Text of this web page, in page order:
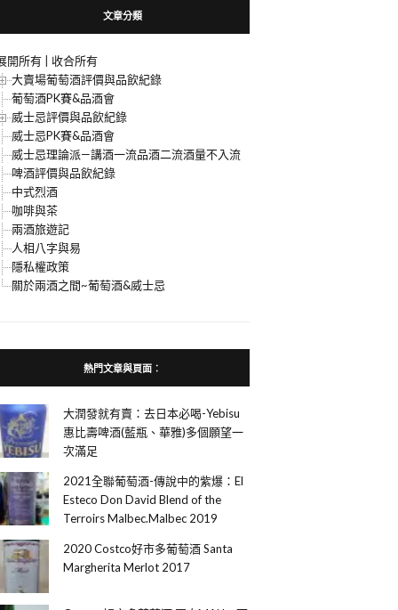
文章分類
開所有
收合所有
大賣場葡萄酒評價與品飲紀錄
葡萄酒PK賽&品酒會
威士忌評價與品飲紀錄
威士忌PK賽&品酒會
威士忌理論派—講酒一流品酒二流酒量不入流
啤酒評價與品飲紀錄
中式烈酒
咖啡與茶
兩酒旅遊記
人相八字與易
隱私權政策
關於兩酒之間~葡萄酒&威士忌
熱門文章與頁面︰
大潤發就有賣：去日本必喝-Yebisu
惠比壽啤酒(藍瓶、華雅)多個願望一
次滿足
2021全聯葡萄酒-傳說中的紫爆：El
Esteco Don David Blend of the
Terroirs Malbec.Malbec 2019
2020 Costco好市多葡萄酒 Santa
Margherita Merlot 2017